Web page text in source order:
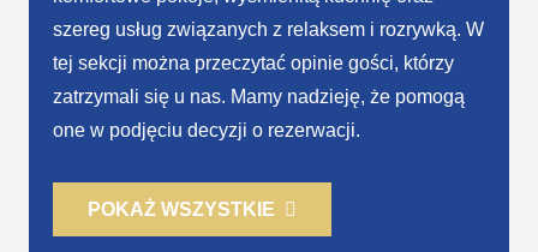
szereg usług związanych z relaksem i rozrywką. W
tej sekcji można przeczytać opinie gości, którzy
zatrzymali się u nas. Mamy nadzieję, że pomogą
one w podjęciu decyzji o rezerwacji.
POKAŻ WSZYSTKIE